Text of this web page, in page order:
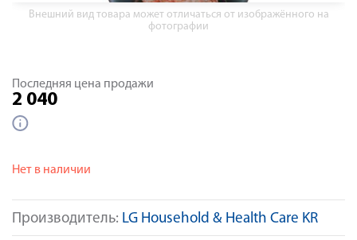
Внешний вид товара может отличаться от изображённого на
фотографии
Производитель: LG Household & Health Care KR
Последняя цена продажи
2 040
Нет в наличии